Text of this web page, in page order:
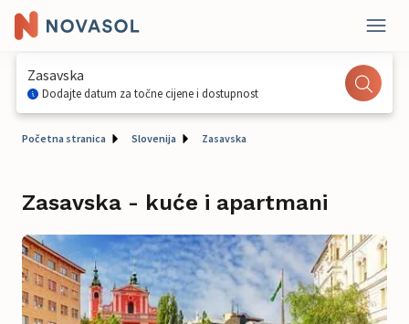
Zasavska
Dodajte datum za točne cijene i dostupnost
Početna stranica Slovenija Zasavska
Zasavska - kuće i apartmani